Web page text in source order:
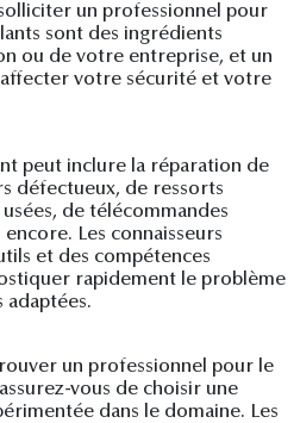
un professionnel pour
sont des ingrédients
ou de votre entreprise, et un
votre sécurité et votre
peut inclure la réparation de
défectueux, de ressorts
de télécommandes
Les connaisseurs
et des compétences
rapidement le problème
adaptées.
un professionnel pour le
vous de choisir une
dans le domaine. Les